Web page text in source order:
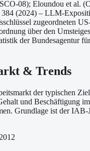
08); Eloundou et al.
384 (2024) – LLM-
zugeordneten
über den
der Bundesagentur
& Trends
der typischen
und Beschäftigung
Grundlage ist der IAB-
2012